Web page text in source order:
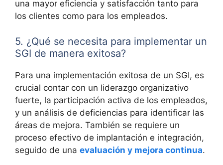
una mayor eficiencia y satisfacción tanto para
los clientes como para los empleados.
5. ¿Qué se necesita para implementar un
SGI de manera exitosa?
Para una implementación exitosa de un SGI, es
crucial contar con un liderazgo organizativo
fuerte, la participación activa de los empleados,
y un análisis de deficiencias para identificar las
áreas de mejora. También se requiere un
proceso efectivo de implantación e integración,
seguido de una evaluación y mejora continua.